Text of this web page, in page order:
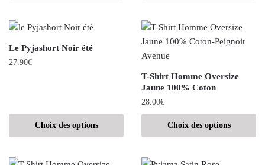
Le Pyjashort Noir été
27.90€
Choix des options
T-Shirt Homme Oversize
Jaune 100% Coton
28.00€
Choix des options